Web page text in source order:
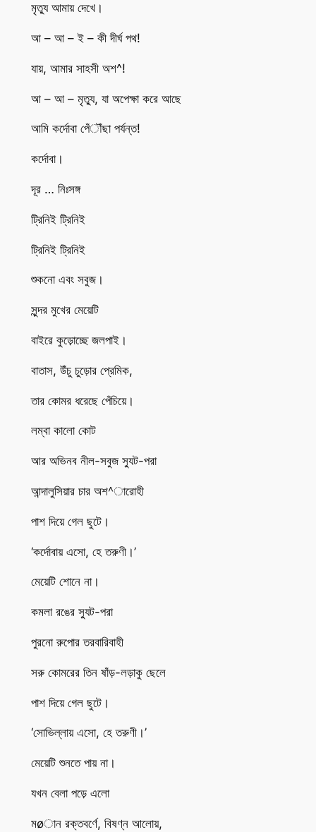
মৃত্যু আমায় দেখে।
আ – আ – ই – কী দীর্ঘ পথ!
যায়, আমার সাহসী অশ^!
আ – আ – মৃত্যু, যা অপেক্ষা করে আছে
আমি কর্দোবা পেঁৗঁছা পর্যন্ত!
কর্দোবা।
দূর … নিঃসঙ্গ
ট্রিনিই ট্রিনিই
ট্রিনিই ট্রিনিই
শুকনো এবং সবুজ।
সুন্দর মুখের মেয়েটি
বাইরে কুড়োচ্ছে জলপাই।
বাতাস, উঁচু চুড়োর প্রেমিক,
তার কোমর ধরেছে পেঁচিয়ে।
লম্বা কালো কোট
আর অভিনব নীল-সবুজ স্যুট-পরা
আন্দালুসিয়ার চার অশ^ারোহী
পাশ দিয়ে গেল ছুটে।
‘কর্দোবায় এসো, হে তরুণী।’
মেয়েটি শোনে না।
কমলা রঙের স্যুট-পরা
পুরনো রুপোর তরবারিবাহী
সরু কোমরের তিন ষাঁড়-লড়াকু ছেলে
পাশ দিয়ে গেল ছুটে।
‘সোভিল্লায় এসো, হে তরুণী।’
মেয়েটি শুনতে পায় না।
যখন বেলা পড়ে এলো
মøান রক্তবর্ণে, বিষণ্ন আলোয়,